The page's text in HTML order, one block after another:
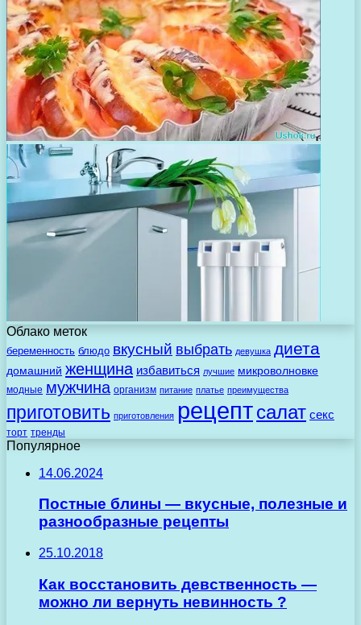
Облако меток
беременность блюдо вкусный выбрать девушка диета
домашний женщина избавиться лучшие микроволновке
модные мужчина организм питание платье преимущества
приготовить приготовления рецептсалат секс
торт тренды
Популярное
14.06.2024
Постные блины — вкусные, полезные и
разнообразные рецепты
25.10.2018
Как восстановить девственность —
можно ли вернуть невинность ?